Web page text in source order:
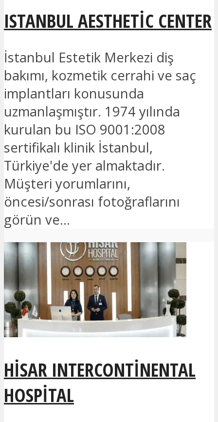
ISTANBUL AESTHETIC CENTER
İstanbul Estetik Merkezi diş
bakımı, kozmetik cerrahi ve saç
implantları konusunda
uzmanlaşmıştır. 1974 yılında
kurulan bu ISO 9001:2008
sertifikalı klinik İstanbul,
Türkiye'de yer almaktadır.
Müşteri yorumlarını,
öncesi/sonrası fotoğraflarını
görün ve...
HISAR INTERCONTINENTAL
HOSPITAL